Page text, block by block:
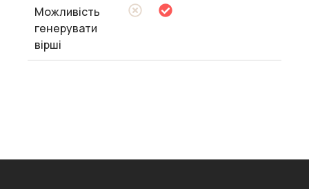
Можливість
генерувати
вірші